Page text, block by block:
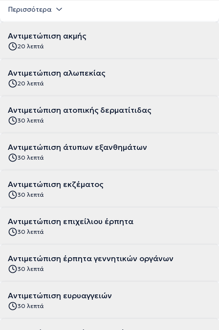
Περισσότερα
Αντιμετώπιση ακμής
20 λεπτά
Αντιμετώπιση αλωπεκίας
20 λεπτά
Αντιμετώπιση ατοπικής δερματίτιδας
30 λεπτά
Αντιμετώπιση άτυπων εξανθημάτων
30 λεπτά
Αντιμετώπιση εκζέματος
30 λεπτά
Αντιμετώπιση επιχείλιου έρπητα
30 λεπτά
Αντιμετώπιση έρπητα γεννητικών οργάνων
30 λεπτά
Αντιμετώπιση ευρυαγγειών
30 λεπτά